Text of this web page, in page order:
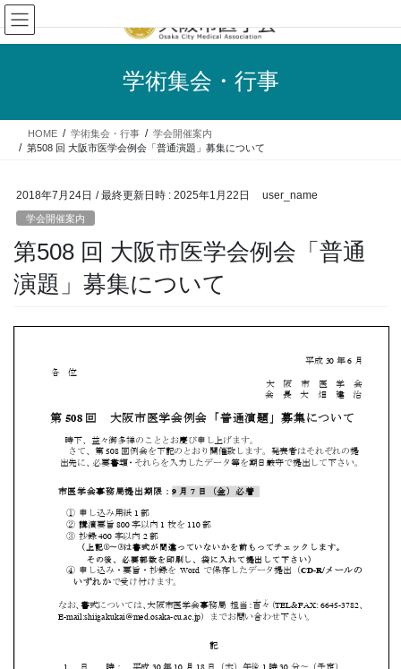
コ
ン
テ
ス
ナ
ビ
ゲ
ン
学術集会・行事
HOME 学術集会・行事
学会開催案内
第508 回 大阪市医学会例会「普通演題」募集について
2018年7月24日 / 最終更新日時 : 2025年1月22日 user_name
学会開催案内
第508 回 大阪市医学会例会「普通
演題」募集について